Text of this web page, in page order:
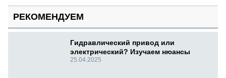
РЕКОМЕНДУЕМ
Гидравлический привод или
электрический? Изучаем нюансы
25.04.2025